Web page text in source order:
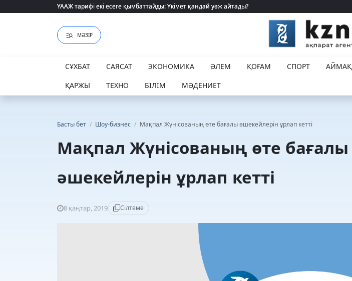
ҮААЖ тарифі екі есеге қымбаттайды: Үкімет қандай уәж айтады?
ҮААЖ тарифі екі есеге қымбаттайды: Үкімет қандай уәж айтады?
МӘЗІР
СҰХБАТ САЯСАТ ЭКОНОМИКА ӘЛЕМ ҚОҒАМ СПОРТ
АЙМАҚ
ҚАРЖЫ
ТЕХНО БІЛІМ МӘДЕНИЕТ
Басты бет / Шоу-бизнес / Мақпал Жүнісованың өте бағалы әшекейлерін ұрлап кетті
Мақпал Жүнісованың өте бағалы
әшекейлерін ұрлап кетті
8 қаңтар, 2019 Сілтеме